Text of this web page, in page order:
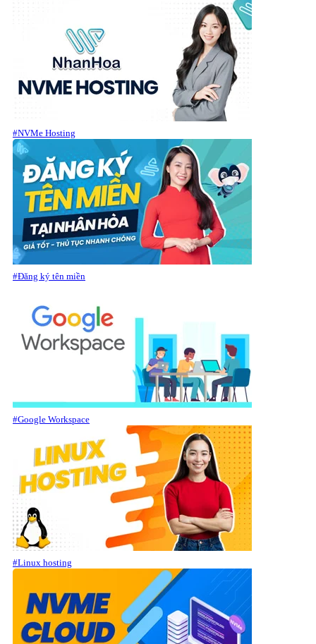
#NVMe Hosting
#Đăng ký tên miền
#Google Workspace
#Linux hosting